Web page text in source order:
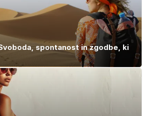
spontanost in zgodbe, ki